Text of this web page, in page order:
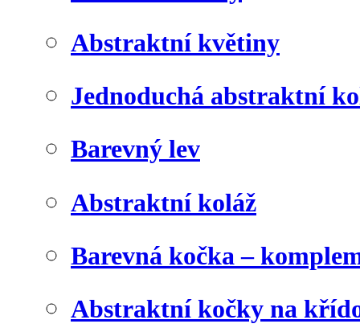
Abstraktní květiny
Jednoduchá abstraktní
Barevný lev
Abstraktní koláž
Barevná kočka –
Abstraktní kočky na